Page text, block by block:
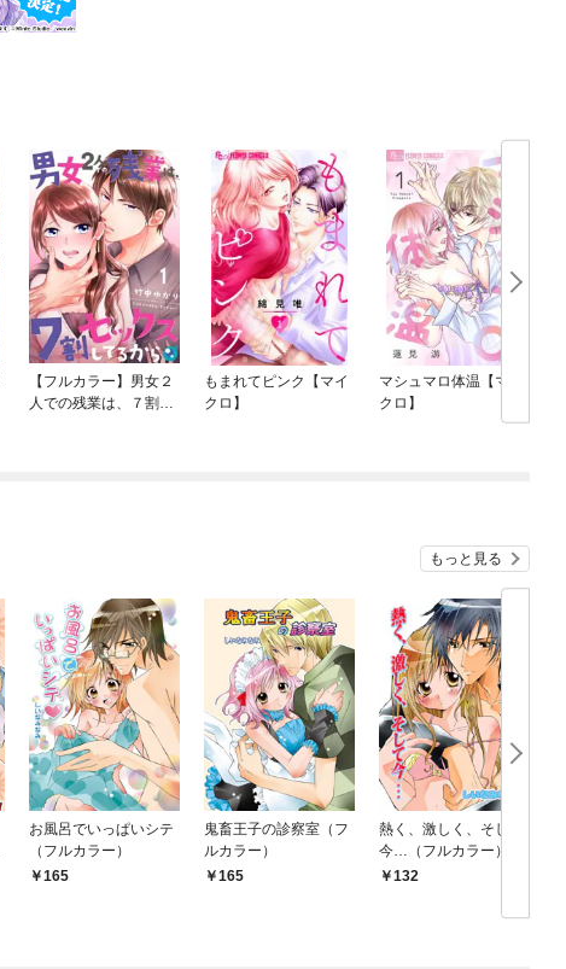
【フルカラー】男女２
人での残業は、７割セ
もまれてピンク【マイ
クロ】
マシュマロ体温【マイ
クロ】
もっと見る
お風呂でいっぱいシテ
（フルカラー）
165
鬼畜王子の診察室（フ
ルカラー）
165
熱く、激しく、そして
今…（フルカラー）
132